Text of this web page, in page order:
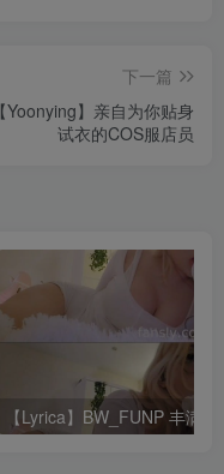
下一篇
【Yoonying】亲自为你贴身
试衣的COS服店员